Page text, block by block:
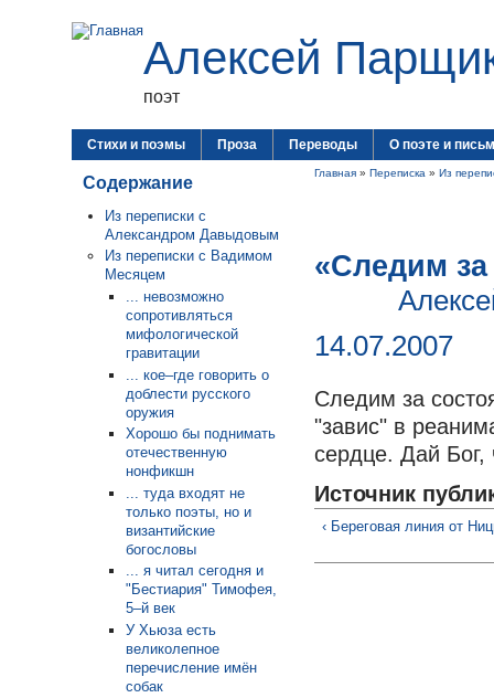
Алексей
поэт
Стихи и поэмы Проза Переводы О поэте и
Содержание
Из переписки с
Александром Давыдовым
Из переписки с Вадимом
Месяцем
... невозможно
сопротивляться
мифологической
гравитации
... кое–где говорить о
доблести русского
оружия
Хорошо бы поднимать
отечественную
нонфикшн
... туда входят не
только поэты, но и
византийские
богословы
... я читал сегодня и
"Бестиария" Тимофея,
5–й век
У Хьюза есть
великолепное
перечисление имён
собак
Главная » Переписка » Из
«Следим
14.07.2007
Следим за
"завис" в
сердце. Дай Бог,
Источник
‹ Береговая линия от